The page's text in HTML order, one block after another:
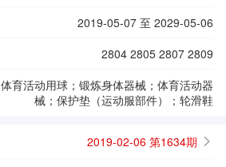
2019-05-07 至 2029-05-06
2804 2805 2807 2809
体育活动用球；锻炼身体器械；体育活动器
械；保护垫（运动服部件）；轮滑鞋
2019-02-06 第1634期